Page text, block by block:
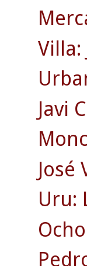
Villa:
Javi
José
Uru: